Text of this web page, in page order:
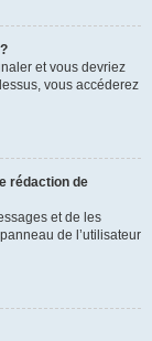
et vous devriez
vous accéderez
rédaction de
et de les
de l’utilisateur